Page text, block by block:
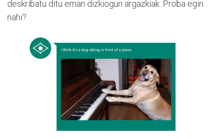
deskribatu ditu eman dizkiogun argazkiak. Proba egin
nahi?